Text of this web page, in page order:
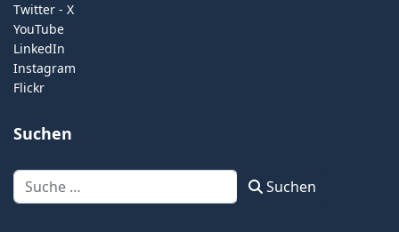
Twitter - X
YouTube
LinkedIn
Instagram
Flickr
Suchen
Suchen Suchen